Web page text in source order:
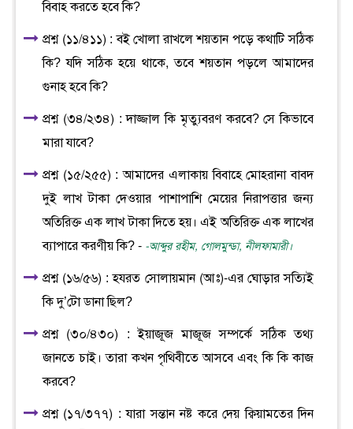
বিবাহ করতে হবে কি?
প্রশ্ন (১১/৪১১) : বই খোলা রাখলে শয়তান পড়ে কথাটি সঠিক
কি? যদি সঠিক হয়ে থাকে, তবে শয়তান পড়লে আমাদের
গুনাহ হবে কি?
প্রশ্ন (৩৪/২৩৪) : দাজ্জাল কি মৃত্যুবরণ করবে? সে কিভাবে
মারা যাবে?
প্রশ্ন (১৫/২৫৫) : আমাদের এলাকায় বিবাহে মোহরানা বাবদ
দুই লাখ টাকা দেওয়ার পাশাপাশি মেয়ের নিরাপত্তার জন্য
অতিরিক্ত এক লাখ টাকা দিতে হয়। এই অতিরিক্ত এক লাখের
ব্যাপারে করণীয় কি? - -আব্দুর রহীম, গোলমুন্ডা, নীলফামারী।
প্রশ্ন (১৬/৫৬) : হযরত সোলায়মান (আঃ)-এর ঘোড়ার সত্যিই
কি দু’টো ডানা ছিল?
প্রশ্ন (৩০/৪৩০) : ইয়াজূজ মাজূজ সম্পর্কে সঠিক তথ্য
জানতে চাই। তারা কখন পৃথিবীতে আসবে এবং কি কি কাজ
করবে?
প্রশ্ন (১৭/৩৭৭) : যারা সন্তান নষ্ট করে দেয় ক্বিয়ামতের দিন